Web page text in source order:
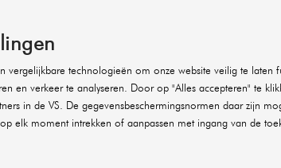
het met de effectieve hyaluronvullers
– geschikt voor verschillende
Ultra
Revanesse
Contour
Outline
vuller Volumevuller
vergelijkbare technologieën om onze website veilig te laten
en verkeer te analyseren. Door op "Alles accepteren" te
in de VS. De gegevensbeschermingsnormen daar zijn
elk moment intrekken of aanpassen met ingang van de